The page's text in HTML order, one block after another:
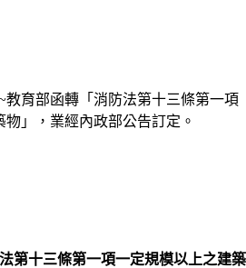
教育部函轉「消防法第十三條第一項
」，業經內政部公告訂定。
第十三條第一項一定規模以上之建築